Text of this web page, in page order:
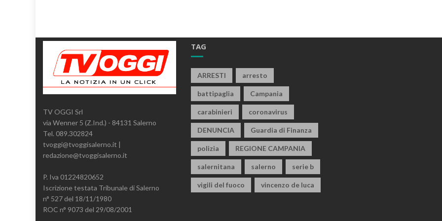
TV OGGI Srl
via Wenner 5 (Z.Ind.) - 84131 Salerno
Tel. 089.302824
tvoggi@tvoggisalerno.it |
redazione@tvoggisalerno.it
P. Iva 01224820652
Iscrizione testata Tribunale di Salerno
n° 527 del 18/11/1980
ROC n° 9073 del 29/08/2001
TAG
ARRESTI arresto
battipaglia Campania
carabinieri coronavirus
DENUNCIA Guardia di Finanza
polizia REGIONE CAMPANIA
salernitana salerno serie b
vigili del fuoco vincenzo de luca